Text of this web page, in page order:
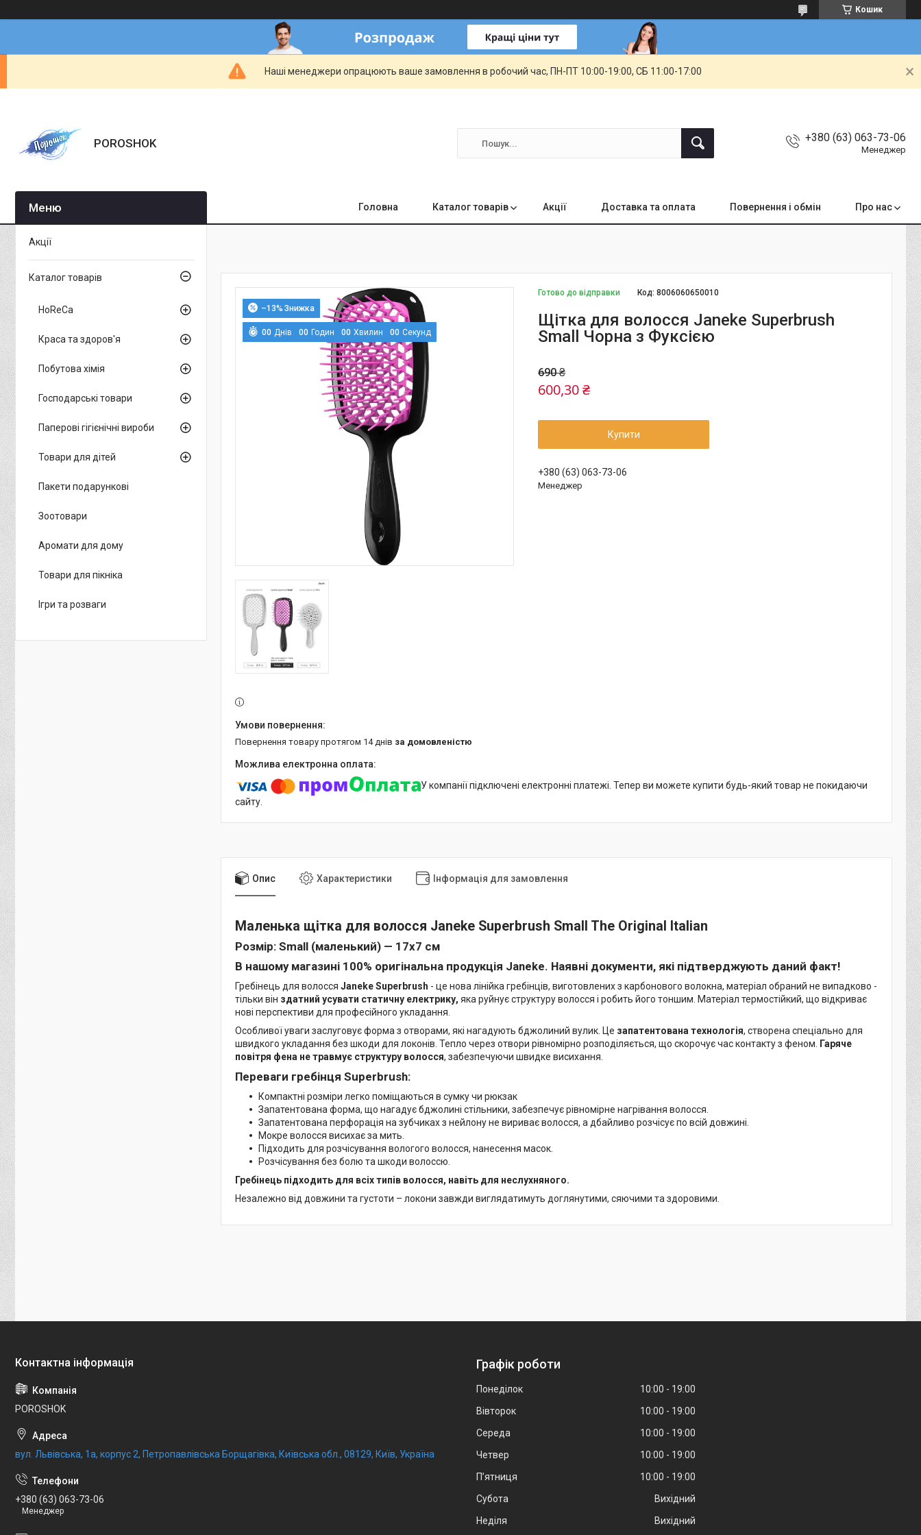
Кошик
Наші менеджери опрацюють ваше замовлення в робочий час, ПН-ПТ 10:00-19:00, СБ 11:00-17:00
POROSHOK +380 (63) 063-73-06
Менеджер
Головна Каталог товарів Акції Доставка та оплата Повернення і обмін Про нас
–13%
00 Днів 00 Годин 00 Хвилин 00 Секунд
Готово до відправки Код:8006060650010
Щітка для волосся Janeke Superbrush
Small Чорна з Фуксією
690 ₴
600,30 ₴
Купити
+380 (63) 063-73-06
Менеджер
повернення товару протягом 14 днів за домовленістю
У компанії підключені електронні платежі. Тепер ви можете купити будь-який товар не покидаючи
сайту.
Опис Характеристики Інформація для замовлення
Маленька щітка для волосся Janeke Superbrush Small The Original Italian
Розмір: Small (маленький) — 17х7 см
В нашому магазині 100% оригінальна продукція Janeke. Наявні документи, які підтверджують даний факт!
Гребінець для волосся Janeke Superbrush - це нова лінійка гребінців, виготовлених з карбонового волокна, матеріал обраний не випадково -
тільки він здатний усувати статичну електрику, яка руйнує структуру волосся і робить його тоншим. Матеріал термостійкий, що відкриває
нові перспективи для професійного укладання.
Особливої уваги заслуговує форма з отворами, які нагадують бджолиний вулик. Це запатентована технологія, створена спеціально для
швидкого укладання без шкоди для локонів. Тепло через отвори рівномірно розподіляється, що скорочує час контакту з феном.
Гаряче
повітря фена не травмує структуру волосся, забезпечуючи швидке висихання.
Переваги гребінця Superbrush:
Компактні розміри легко поміщаються в сумку чи рюкзак
Запатентована форма, що нагадує бджолині стільники, забезпечує рівномірне нагрівання волосся.
Запатентована перфорація на зубчиках з нейлону не вириває волосся, а дбайливо розчісує по всій довжині.
Мокре волосся висихає за мить.
Підходить для розчісування вологого волосся, нанесення масок.
Розчісування без болю та шкоди волоссю.
Гребінець підходить для всіх типів волосся, навіть для неслухняного.
Незалежно від довжини та густоти – локони завжди виглядатимуть доглянутими, сяючими та здоровими.
Акції
Каталог товарів
HoReCa
Краса та здоров'я
Побутова хімія
Господарські товари
Паперові гігієнічні вироби
Товари для дітей
Пакети подарункові
Зоотовари
Аромати для дому
Товари для пікніка
Ігри та розваги
POROSHOK
вул. Львівська, 1а, корпус 2, Петропавлівська Борщагівка, Київська обл., 08129, Київ, Україна
+380 (63) 063-73-06
Менеджер
Графік роботи
Понеділок 10:00
19:00
Вівторок
10:00
19:00
Середа
10:00
19:00
Четвер
10:00
19:00
Пʼятниця
10:00
19:00
Субота
Вихідний
Неділя
Вихідний